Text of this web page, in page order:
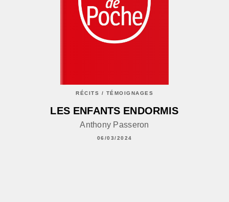
RÉCITS / TÉMOIGNAGES
LES ENFANTS ENDORMIS
Anthony Passeron
06/03/2024